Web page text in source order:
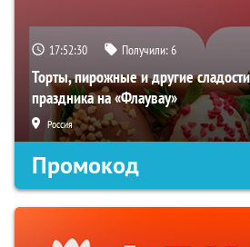
17:52:29 Получили:6
Торты, пирожные и другие
праздника на «Флаувау»
Россия
Промокод